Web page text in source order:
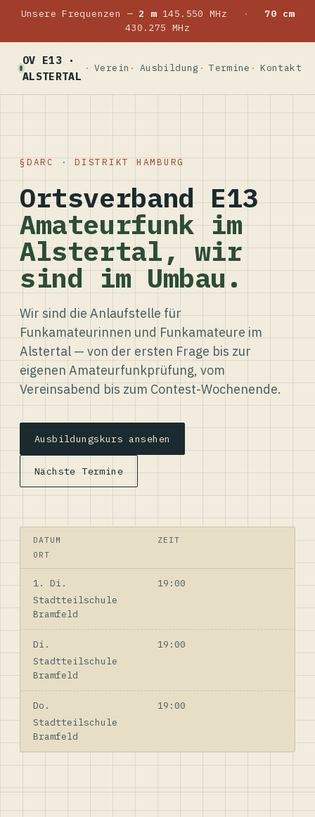
Unsere Frequenzen — 2 m145.550 MHz ·
70 cm
430.275 MHz
OV E13 ·
ALSTERTAL
Verein Ausbildung Termine Kontakt
DARC · DISTRIKT HAMBURG
Ortsverband E13
Amateurfunk im
Alstertal, wir
sind im Umbau.
Wir sind die Anlaufstelle für
Funkamateurinnen und Funkamateure im
Alstertal — von der ersten Frage bis zur
eigenen Amateurfunkprüfung, vom
Vereinsabend bis zum Contest-Wochenende.
Ausbildungskurs ansehen
Nächste Termine
DATUM
ZEIT
ORT
1. Di.
19:00
Stadtteilschule
Bramfeld
Di.
19:00
Stadtteilschule
Bramfeld
Do.
19:00
Stadtteilschule
Bramfeld